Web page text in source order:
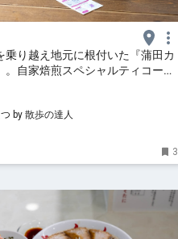
乗り越え地元に根付いた『蒲田カ
。自家焙煎スペシャルティコーヒ
by 散歩の達人
3